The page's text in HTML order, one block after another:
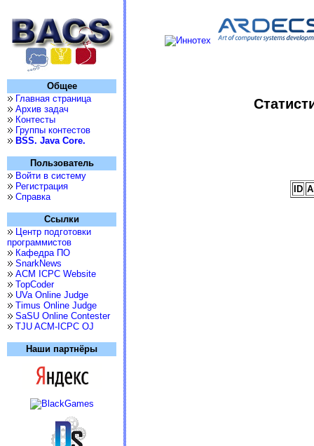
Общее
Главная страница
Архив задач
Контесты
Группы контестов
BSS. Java Core.
Пользователь
Войти в систему
Регистрация
Справка
Ссылки
Центр подготовки
программистов
Кафедра ПО
SnarkNews
ACM ICPC Website
TopCoder
UVa Online Judge
Timus Online Judge
SaSU Online Contester
TJU ACM-ICPC OJ
Наши партнёры
ID